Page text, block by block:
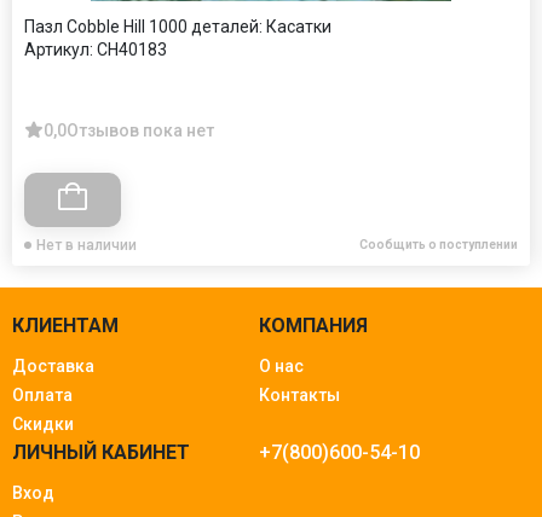
Пазл Cobble Hill 1000 деталей: Касатки
Артикул: CH40183
0,0Отзывов пока нет
Нет в наличии Сообщить о поступлении
КЛИЕНТАМ
Доставка
Оплата
Скидки
КОМПАНИЯ
О нас
Контакты
ЛИЧНЫЙ КАБИНЕТ
Вход
+7(800)600-54-10